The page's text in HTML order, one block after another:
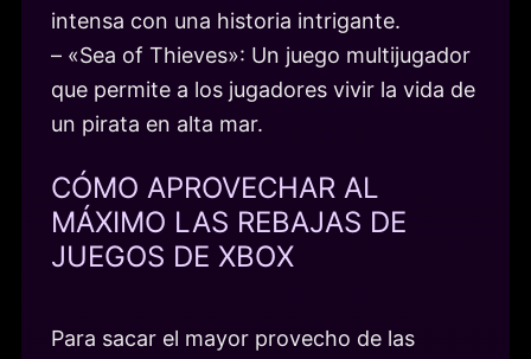
intensa con una historia intrigante.
– «Sea of Thieves»: Un juego multijugador
que permite a los jugadores vivir la vida de
un pirata en alta mar.
CÓMO APROVECHAR AL
MÁXIMO LAS REBAJAS DE
JUEGOS DE XBOX
Para sacar el mayor provecho de las